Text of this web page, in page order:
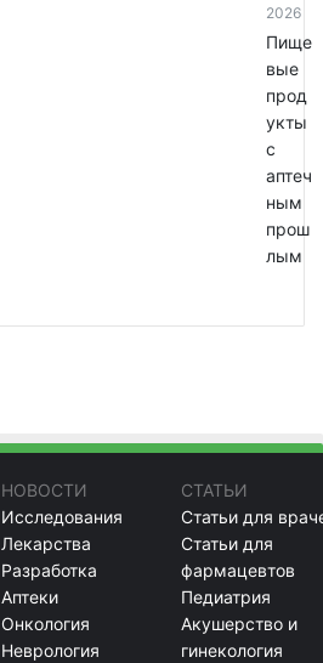
2026
Пище
вые
прод
укты
с
аптеч
ным
прош
лым
НОВОСТИ
Исследования
Лекарства
Разработка
Аптеки
Онкология
Неврология
СТАТЬИ
Статьи для
Статьи для
фармацевтов
Педиатрия
Акушерство и
гинекология